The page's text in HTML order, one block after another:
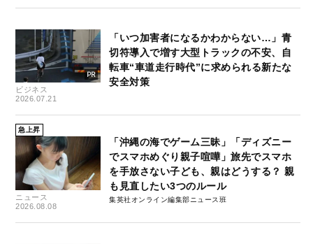
ビジネス
2026.07.21
「いつ加害者になるかわからない…」青
切符導入で増す大型トラックの不安、自
転車“車道走行時代”に求められる新たな
安全対策
急上昇
ニュース
2026.08.08
「沖縄の海でゲーム三昧」「ディズニー
でスマホめぐり親子喧嘩」旅先でスマホ
を手放さない子ども、親はどうする？ 親
も見直したい3つのルール
集英社オンライン編集部ニュース班